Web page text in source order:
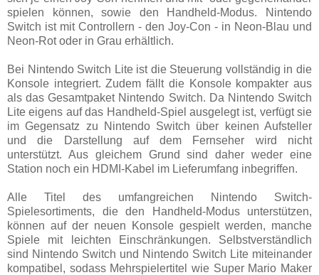
spielen können, sowie den Handheld-Modus. Nintendo
Switch ist mit Controllern - den Joy-Con - in Neon-Blau und
Neon-Rot oder in Grau erhältlich.
Bei Nintendo Switch Lite ist die Steuerung vollständig in die
Konsole integriert. Zudem fällt die Konsole kompakter aus
als das Gesamtpaket Nintendo Switch. Da Nintendo Switch
Lite eigens auf das Handheld-Spiel ausgelegt ist, verfügt sie
im Gegensatz zu Nintendo Switch über keinen Aufsteller
und die Darstellung auf dem Fernseher wird nicht
unterstützt. Aus gleichem Grund sind daher weder eine
Station noch ein HDMI-Kabel im Lieferumfang inbegriffen.
Alle Titel des umfangreichen Nintendo Switch-
Spielesortiments, die den Handheld-Modus unterstützen,
können auf der neuen Konsole gespielt werden, manche
Spiele mit leichten Einschränkungen. Selbstverständlich
sind Nintendo Switch und Nintendo Switch Lite miteinander
kompatibel, sodass Mehrspielertitel wie Super Mario Maker